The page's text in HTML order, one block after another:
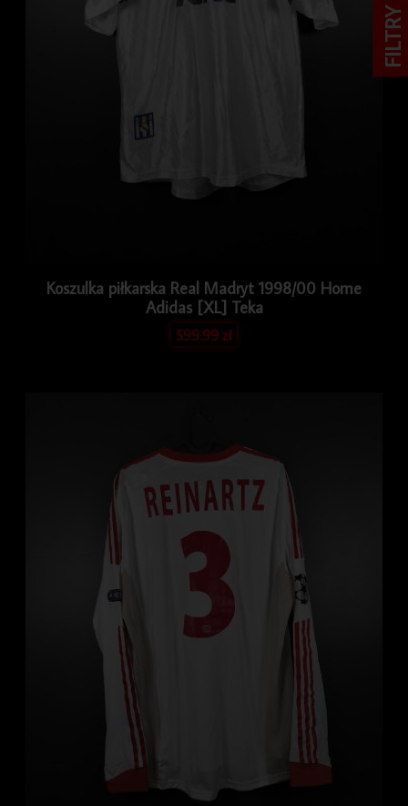
Koszulka piłkarska Real Madryt 1998/00 Home
Adidas [XL] Teka
599.99zł
FILTRY